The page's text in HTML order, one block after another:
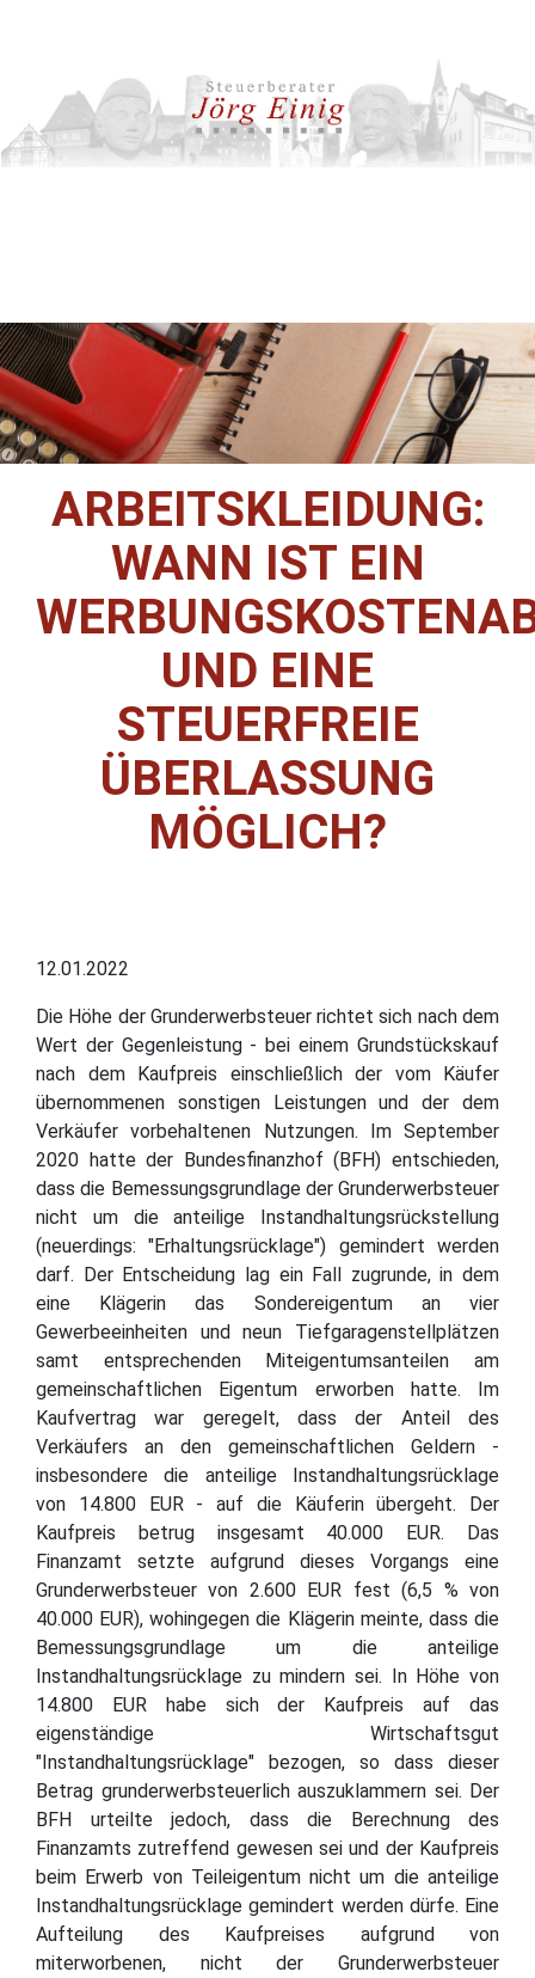
ARBEITSKLEIDUNG:
WANN IST EIN
UND EINE
STEUERFREIE
ÜBERLASSUNG
MÖGLICH?
12.01.2022
Die Höhe der Grunderwerbsteuer richtet sich nach dem
Wert der Gegenleistung - bei einem Grundstückskauf
nach dem Kaufpreis einschließlich der vom Käufer
übernommenen sonstigen Leistungen und der dem
Verkäufer vorbehaltenen Nutzungen. Im September
2020 hatte der Bundesfinanzhof (BFH) entschieden,
dass die Bemessungsgrundlage der Grunderwerbsteuer
nicht um die anteilige Instandhaltungsrückstellung
(neuerdings: "Erhaltungsrücklage") gemindert werden
darf. Der Entscheidung lag ein Fall zugrunde, in dem
eine Klägerin das Sondereigentum an vier
Gewerbeeinheiten und neun Tiefgaragenstellplätzen
samt entsprechenden Miteigentumsanteilen am
gemeinschaftlichen Eigentum erworben hatte. Im
Kaufvertrag war geregelt, dass der Anteil des
Verkäufers an den gemeinschaftlichen Geldern -
insbesondere die anteilige Instandhaltungsrücklage
von 14.800 EUR - auf die Käuferin übergeht. Der
Kaufpreis betrug insgesamt 40.000 EUR. Das
Finanzamt setzte aufgrund dieses Vorgangs eine
Grunderwerbsteuer von 2.600 EUR fest (6,5 % von
40.000 EUR), wohingegen die Klägerin meinte, dass die
Bemessungsgrundlage um die anteilige
Instandhaltungsrücklage zu mindern sei. In Höhe von
14.800 EUR habe sich der Kaufpreis auf das
eigenständige Wirtschaftsgut
"Instandhaltungsrücklage" bezogen, so dass dieser
Betrag grunderwerbsteuerlich auszuklammern sei. Der
BFH urteilte jedoch, dass die Berechnung des
Finanzamts zutreffend gewesen sei und der Kaufpreis
beim Erwerb von Teileigentum nicht um die anteilige
Instandhaltungsrücklage gemindert werden dürfe. Eine
Aufteilung des Kaufpreises aufgrund von
miterworbenen, nicht der Grunderwerbsteuer